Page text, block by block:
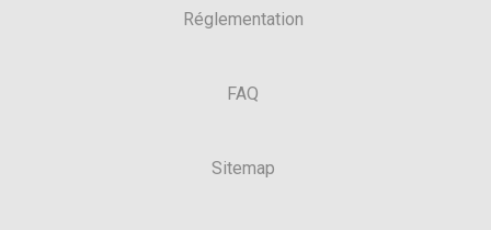
Réglementation
FAQ
Sitemap